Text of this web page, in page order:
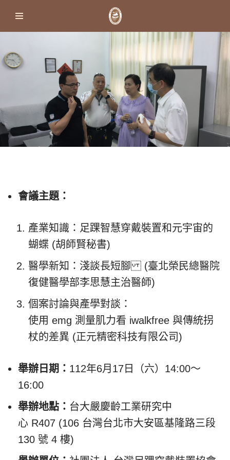
content
會議主題：
產業知識：足踝智慧穿戴裝置和元宇宙的
蝴蝶 (胡師賢秘書)
醫學新知：淺談長短腳 (臺北榮民總醫院
復健醫學部李思慧主治醫師)
個案討論與產學對談：
使用 emg 測量肌力看 iwalkfree 與傳統拐
杖的差異 (正元精密科技有限公司)
舉辦日期： 112年6月17日（六）14:00～
16:00
舉辦地點： 台大嚴慶齡工業研究中
心 R407 (106 台灣台北市大安區基隆路三段
130 號 4 樓)